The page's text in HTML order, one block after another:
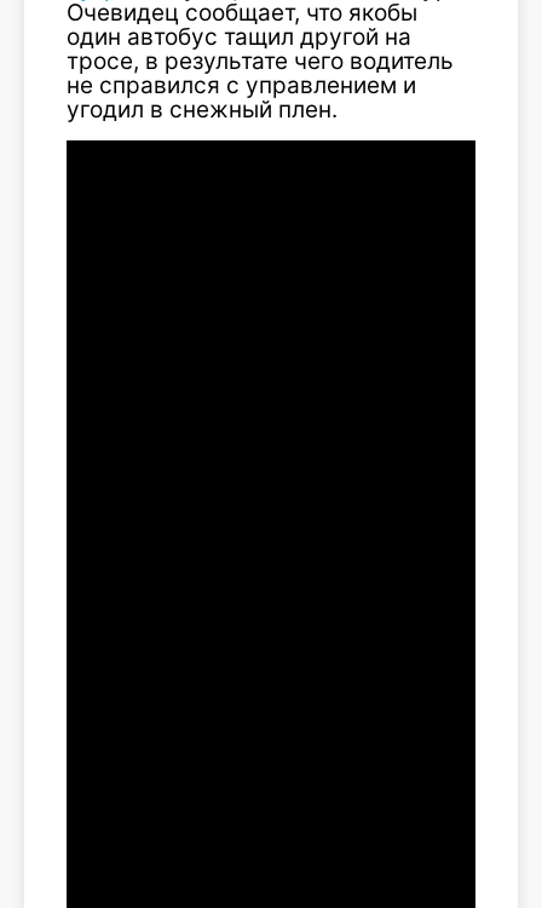
Очевидец сообщает, что якобы
один автобус тащил другой на
тросе, в результате чего водитель
не справился с управлением и
угодил в снежный плен.